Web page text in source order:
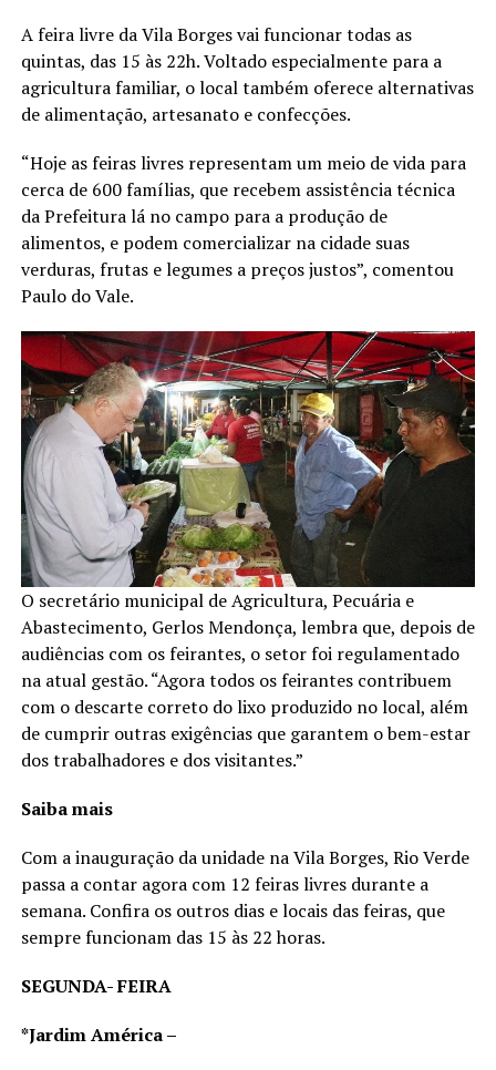
A feira livre da Vila Borges vai funcionar todas as
quintas, das 15 às 22h. Voltado especialmente para a
agricultura familiar, o local também oferece alternativas
de alimentação, artesanato e confecções.
“Hoje as feiras livres representam um meio de vida para
cerca de 600 famílias, que recebem assistência técnica
da Prefeitura lá no campo para a produção de
alimentos, e podem comercializar na cidade suas
verduras, frutas e legumes a preços justos”, comentou
Paulo do Vale.
O secretário municipal de Agricultura, Pecuária e
Abastecimento, Gerlos Mendonça, lembra que, depois de
audiências com os feirantes, o setor foi regulamentado
na atual gestão. “Agora todos os feirantes contribuem
com o descarte correto do lixo produzido no local, além
de cumprir outras exigências que garantem o bem-estar
dos trabalhadores e dos visitantes.”
Saiba mais
Com a inauguração da unidade na Vila Borges, Rio Verde
passa a contar agora com 12 feiras livres durante a
semana. Confira os outros dias e locais das feiras, que
sempre funcionam das 15 às 22 horas.
SEGUNDA- FEIRA
*Jardim América –